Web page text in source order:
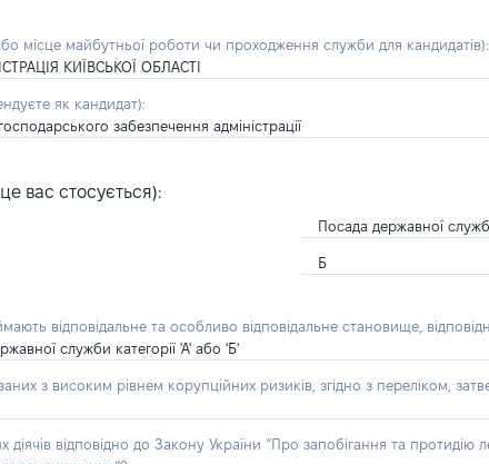
місце майбутньої роботи чи проходження служби для кандидатів):
КИЇВСЬКОЇ ОБЛАСТІ
як кандидат):
забезпечення адміністрації
вас стосується):
Посада державної
Б
відповідальне та особливо відповідальне становище,
служби категорії 'А' або 'Б'
з високим рівнем корупційних ризиків, згідно з переліком,
відповідно до Закону України “Про запобігання та